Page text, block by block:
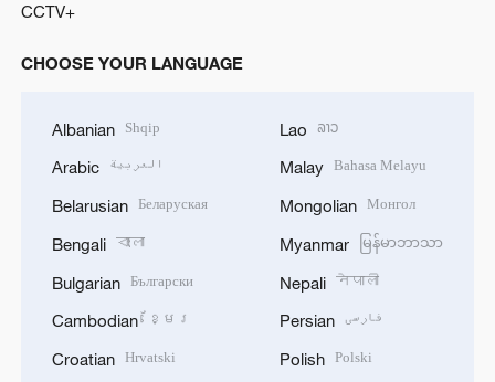
CCTV+
CHOOSE YOUR LANGUAGE
Albanian Shqip
Arabic العربية
Belarusian Беларуская
Bengali বাংলা
Bulgarian Български
Cambodian ខ្មែរ
Croatian Hrvatski
Lao ລາວ
Malay Bahasa Melayu
Mongolian Монгол
Myanmar မြန်မာဘာသာ
Nepali नेपाली
Persian فارسی
Polish Polski